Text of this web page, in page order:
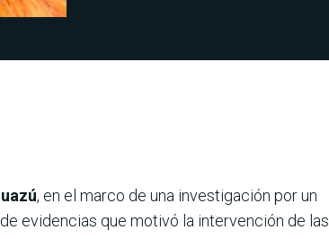
, en el marco de una investigación por un
evidencias que motivó la intervención de las